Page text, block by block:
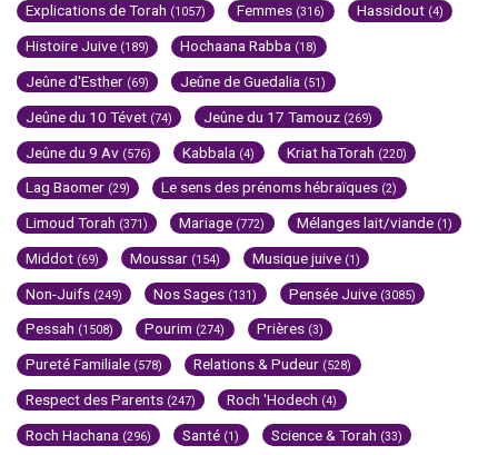
Explications de Torah (1057) Femmes (316) Hassidout (4)
Histoire Juive (189) Hochaana Rabba (18)
Jeûne d'Esther (69) Jeûne de Guedalia (51)
Jeûne du 10 Tévet (74) Jeûne du 17 Tamouz (269)
Jeûne du 9 Av (576) Kabbala (4) Kriat haTorah (220)
Lag Baomer (29) Le sens des prénoms hébraïques (2)
Limoud Torah (371) Mariage (772) Mélanges lait/viande (1)
Middot (69) Moussar (154) Musique juive (1)
Non-Juifs (249) Nos Sages (131) Pensée Juive (3085)
Pessah (1508) Pourim (274) Prières (3)
Pureté Familiale (578) Relations & Pudeur (528)
Respect des Parents (247) Roch 'Hodech (4)
Roch Hachana (296) Santé (1) Science & Torah (33)